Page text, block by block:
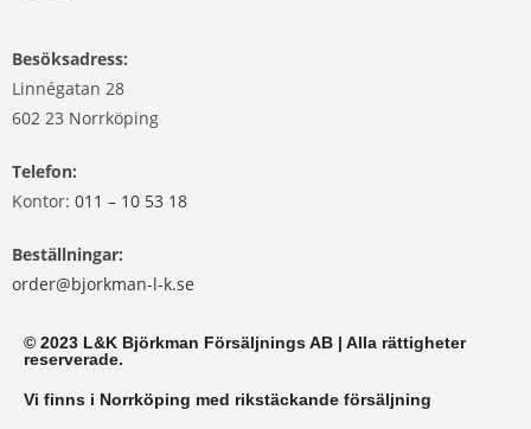
Besöksadress:
Linnégatan 28
602 23 Norrköping
Telefon:
Kontor: 011 – 10 53 18
Beställningar:
order@bjorkman-l-k.se
© 2023 L&K Björkman Försäljnings AB | Alla rättigheter
reserverade.
Vi finns i Norrköping med rikstäckande försäljning